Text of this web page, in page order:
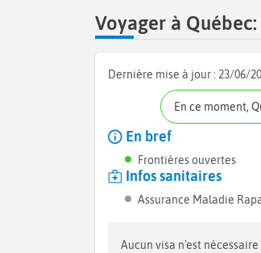
Voyager à
Dernière mise à jour : 23/06/
En ce moment,
En bref
Frontières ouvertes
Infos sanitaires
Assurance Maladie
Aucun visa n'est